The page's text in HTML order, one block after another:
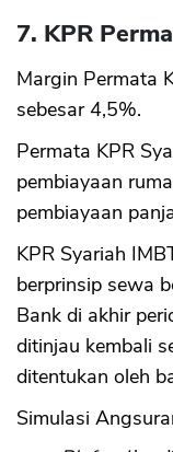
7. KPR
Margin Permata
sebesar 4,5%.
Permata KPR
pembiayaan
pembiayaan
KPR Syariah
berprinsip sewa
Bank di akhir
ditinjau kembali
ditentukan oleh
Simulasi